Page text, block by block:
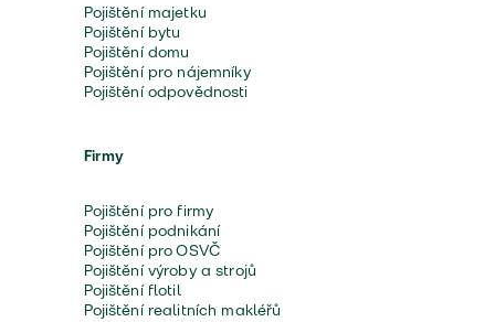
Pojištění majetku
Pojištění bytu
Pojištění domu
Pojištění pro nájemníky
Pojištění odpovědnosti
Firmy
Pojištění pro firmy
Pojištění podnikání
Pojištění pro OSVČ
Pojištění výroby a strojů
Pojištění flotil
Pojištění realitních makléřů